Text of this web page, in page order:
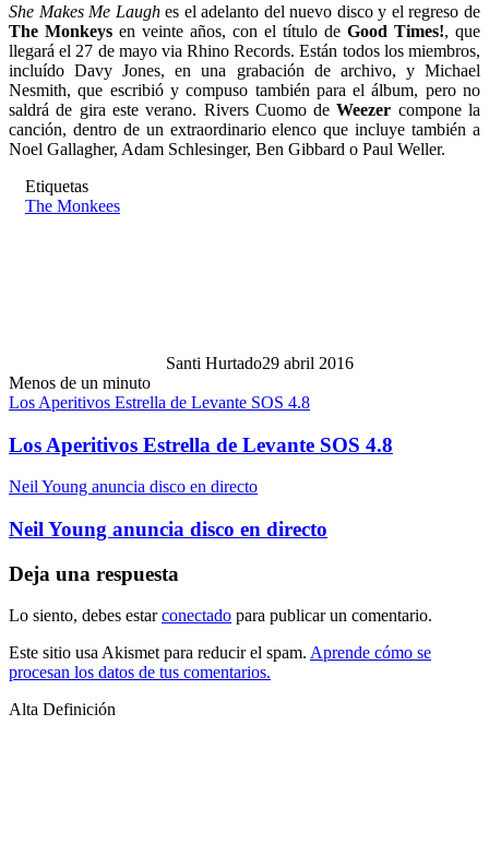
She Makes Me Laughes el adelanto del nuevo disco y el regreso de
The Monkeys en veinte años, con el título de Good Times!, que
llegará el 27 de mayo via Rhino Records. Están todos los miembros,
incluído Davy Jones, en una grabación de archivo, y Michael
Nesmith, que escribió y compuso también para el álbum, pero no
saldrá de gira este verano. Rivers Cuomo deWeezer compone la
canción, dentro de un extraordinario elenco que incluye también a
Noel Gallagher, Adam Schlesinger, Ben Gibbard o Paul Weller.
Etiquetas
The Monkees
Santi Hurtado29 abril 2016
Menos de un minuto
Los Aperitivos Estrella de Levante SOS 4.8
Los Aperitivos Estrella de Levante SOS 4.8
Neil Young anuncia disco en directo
Neil Young anuncia disco en directo
Deja una respuesta
Lo siento, debes estarconectado para publicar un comentario.
Este sitio usa Akismet para reducir el spam. Aprende cómo se
procesan los datos de tus comentarios.
Alta Definición